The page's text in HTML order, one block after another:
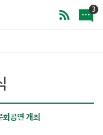
3
공연 개최